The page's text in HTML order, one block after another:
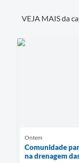
VEJA MAIS da
Ontem
Comunidade
na drenagem